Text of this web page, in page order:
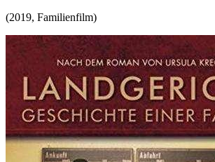
(2019, Familienfilm)